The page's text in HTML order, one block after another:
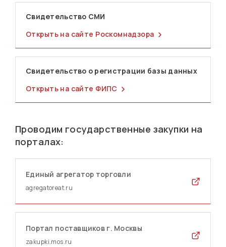
Свидетельство СМИ
Открыть на сайте Роскомнадзора
Свидетельство о регистрации базы данных
Открыть на сайте ФИПС
Проводим государственные закупки на
порталах:
Единый агрегатор торговли
agregatoreat.ru
Портал поставщиков г. Москвы
zakupki.mos.ru